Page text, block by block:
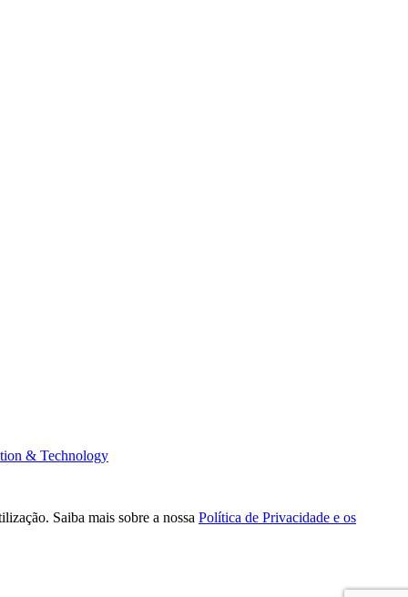
& Technology
Saiba mais sobre a nossa Política de Privacidade e os